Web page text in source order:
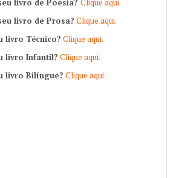
livro de Poesia? Clique aqui.
livro de Prosa? Clique aqui.
livro Técnico? Clique aqui.
livro Infantil? Clique aqui.
livro Bilíngue? Clique aqui.